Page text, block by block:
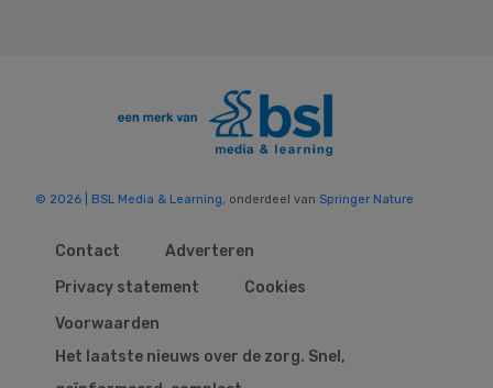
© 2026 | BSL Media & Learning , onderdeel van Springer Nature
Contact
Adverteren
Privacy statement
Cookies
Voorwaarden
Het laatste nieuws over de zorg. Snel,